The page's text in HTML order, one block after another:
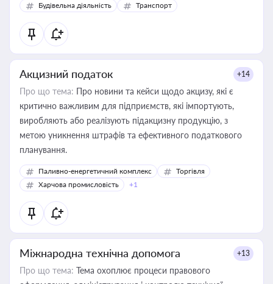
Будівельна діяльність Транспорт
Акцизний податок +14
Про що тема: Про новини та кейси щодо акцизу, які є
критично важливим для підприємств, які імпортують,
виробляють або реалізують підакцизну продукцію, з
метою уникнення штрафів та ефективного податкового
планування.
Паливно-енергетичний комплекс
Торгівля
Харчова промисловість
+1
Міжнародна технічна допомога +13
Про що тема: Тема охоплює процеси правового